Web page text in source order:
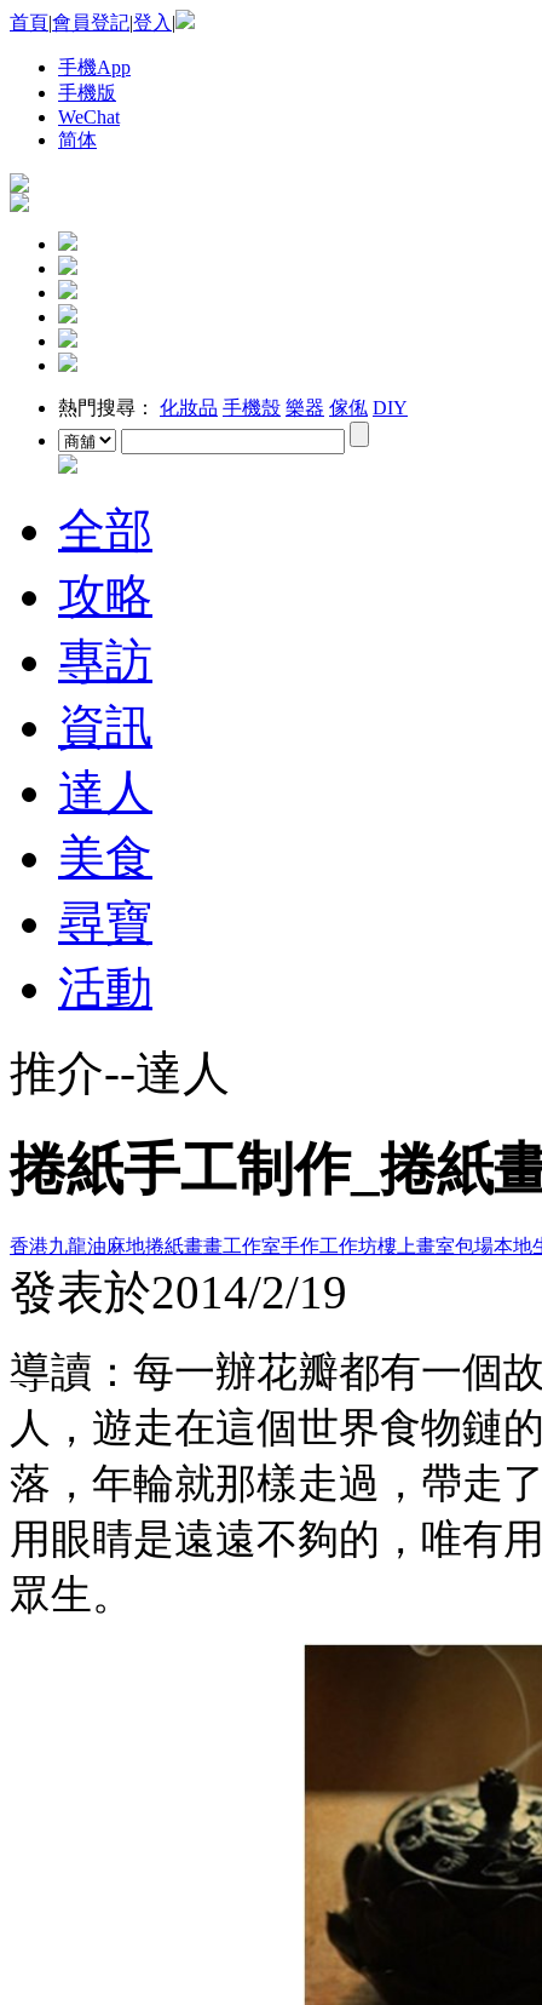
首頁|會員登記|登入 |
手機App
手機版
WeChat
简体
熱門搜尋： 化妝品 手機殼 樂器 傢俬 DIY
全部
攻略
專訪
資訊
達人
美食
尋寶
活動
推介--達人
捲紙手工制作_捲紙
香港九龍油麻地捲紙畫畫工作室手作工作坊樓上畫室包場本地
發表於2014/2/19
導讀：每一辦花瓣都有一個
人，遊走在這個世界食物鏈
落，年輪就那樣走過，帶走
用眼睛是遠遠不夠的，唯有
眾生。